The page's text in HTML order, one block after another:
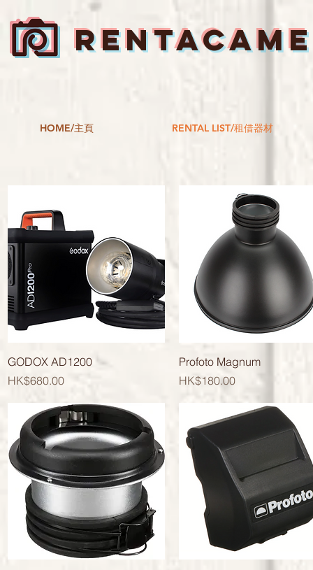
HOME/主頁 RENTAL LIST/租借器材
快速瀏覽
GODOX AD1200
價格
HK$680.00
快速瀏覽
Profoto Magnum
價格
HK$180.00